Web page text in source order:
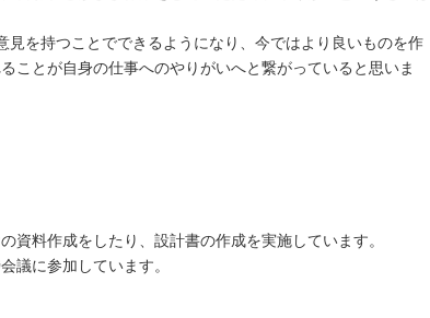
を持つことでできるようになり、今ではより良いものを作
ことが自身の仕事へのやりがいへと繋がっていると思いま
料作成をしたり、設計書の作成を実施しています。
議に参加しています。